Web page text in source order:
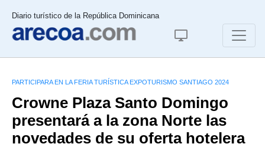
Diario turístico de la República Dominicana
PARTICIPARA EN LA FERIA TURÍSTICA EXPOTURISMO SANTIAGO 2024
Crowne Plaza Santo Domingo
presentará a la zona Norte las
novedades de su oferta hotelera